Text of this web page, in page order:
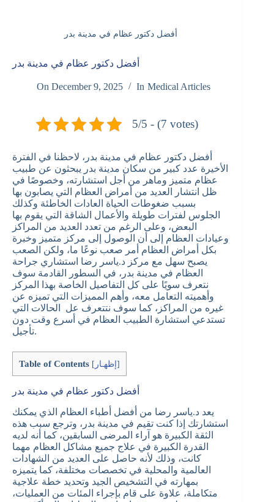
أفضل دكتور عظام في مدينة بدر
أفضل دكتور عظام في مدينة بدر
On December 9, 2025 In Medical Articles
5/5 - (7 votes)
أفضل دكتور عظام في مدينة بدر، لاحظنا في الفترة
الأخيرة عدد كبير من سكان مدينة بدر يبحثون عن طبيب
عظام متميز وماهر من أجل استشارته، وخصوصًا في
ظل انتشار العديد من أمراض العظام التي يصابون بها
بسبب ضغوطات الحياة العادات الخاطئة وكذلك
الجلوس لفترات طويلة والأعمال الشاقة التي يقوم بها
البعض، وعلى الرغم من تعدد العديد من المراكز
وعيادات العظام إلى أن الوصول إلى مركز متميز وخبرة
بكل أمراض العظام أمر صعب نوعًا ما، ولكن الصعب
يصبح سهل مع مركز د.ياسر رضا استشاري جراحة
العظام في مدينة بدر، في السطور القادمة سوف
نتعرف سويًا على كل التفاصيل الخاصة بهذا المركز
وأهميته التعامل معه، وأهم المميزات التي تميزه عن
غيره من المراكز، كما سوف نتتعرف عل الحالات التي
تستدعي استشارة الطبيب العظام في أسرع وقت دون
تأجيل.
Table of Contents [ إظهـار ]
أفضل دكتور عظام في مدينة بدر
يعد د.ياسر رضا من أفضل أطباء العظام الذي يمكنك
استشارتك إذا كنت تقيم في مدينة بدر، وترجع سبب هذه
الثقة الكبيرة هو آراء المرضى السابقين، كما أنه لديه
القدرة الكبيرة في علاج جميع مشاكل العظام مهما
كانت، وذلك لأنه حاصل على العديد من الشهادات
العالمية والمحلية في تخصصات مختلفة، كما يتميزه
بمهارته في التشخيص الجيد وتحديد خطة علاجية
متكاملة، علاوة على قام بإجراء المئات من العمليات،